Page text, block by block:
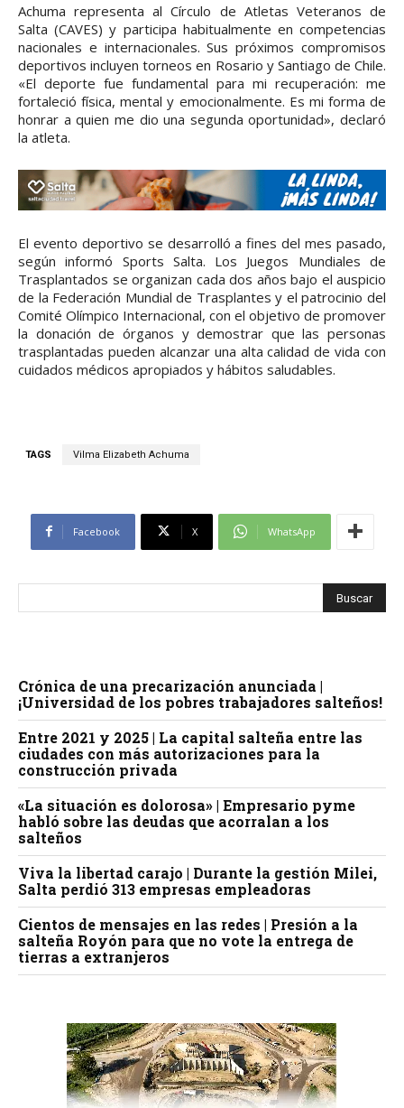
Achuma representa al Círculo de Atletas Veteranos de
Salta (CAVES) y participa habitualmente en competencias
nacionales e internacionales. Sus próximos compromisos
deportivos incluyen torneos en Rosario y Santiago de Chile.
«El deporte fue fundamental para mi recuperación: me
fortaleció física, mental y emocionalmente. Es mi forma de
honrar a quien me dio una segunda oportunidad», declaró
la atleta.
El evento deportivo se desarrolló a fines del mes pasado,
según informó Sports Salta. Los Juegos Mundiales de
Trasplantados se organizan cada dos años bajo el auspicio
de la Federación Mundial de Trasplantes y el patrocinio del
Comité Olímpico Internacional, con el objetivo de promover
la donación de órganos y demostrar que las personas
trasplantadas pueden alcanzar una alta calidad de vida con
cuidados médicos apropiados y hábitos saludables.
TAGS Vilma Elizabeth Achuma
Facebook X WhatsApp
Crónica de una precarización anunciada |
¡Universidad de los pobres trabajadores salteños!
Entre 2021 y 2025 | La capital salteña entre las
ciudades con más autorizaciones para la
construcción privada
«La situación es dolorosa» | Empresario pyme
habló sobre las deudas que acorralan a los
salteños
Viva la libertad carajo | Durante la gestión Milei,
Salta perdió 313 empresas empleadoras
Cientos de mensajes en las redes | Presión a la
salteña Royón para que no vote la entrega de
tierras a extranjeros